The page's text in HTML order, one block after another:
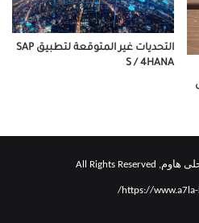
التحديات غير المتوقعة لتطبيق SAP
S / 4HANA
https://www.a7la-